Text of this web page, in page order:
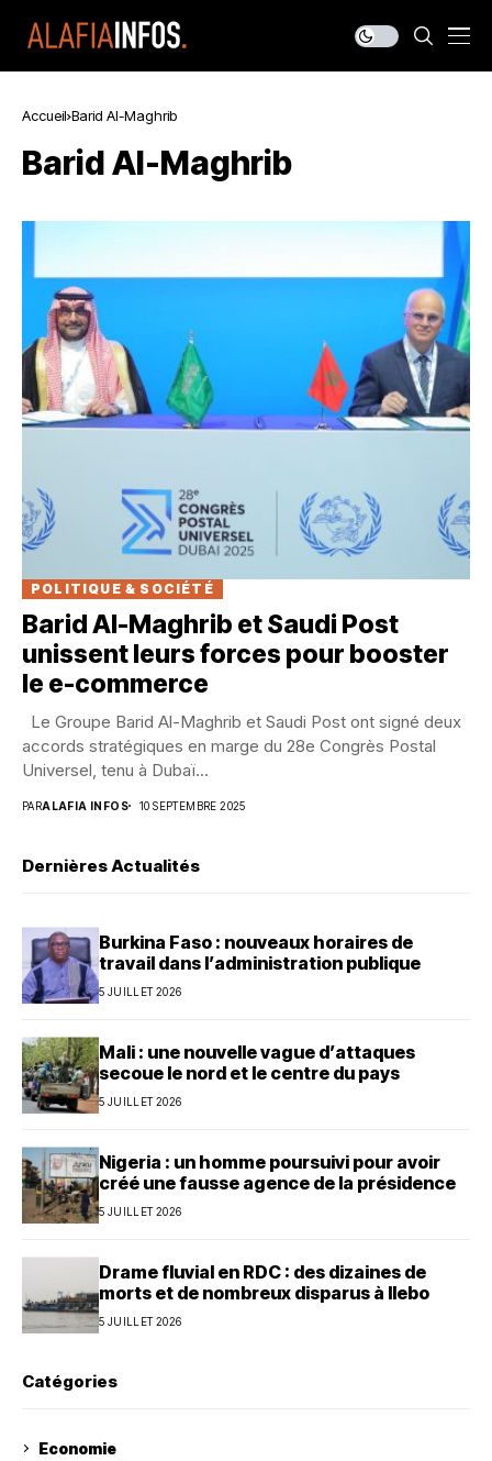
Accueil Barid Al-Maghrib
Barid Al-Maghrib
POLITIQUE & SOCIÉTÉ
Barid Al-Maghrib et Saudi Post
unissent leurs forces pour booster
le e-commerce
Le Groupe Barid Al-Maghrib et Saudi Post ont signé deux
accords stratégiques en marge du 28e Congrès Postal
Universel, tenu à Dubaï...
PARALAFIA INFOS 10 SEPTEMBRE 2025
Dernières Actualités
Burkina Faso : nouveaux horaires de
travail dans l’administration publique
5 JUILLET 2026
Mali : une nouvelle vague d’attaques
secoue le nord et le centre du pays
5 JUILLET 2026
Nigeria : un homme poursuivi pour avoir
créé une fausse agence de la présidence
5 JUILLET 2026
Drame fluvial en RDC : des dizaines de
morts et de nombreux disparus à Ilebo
5 JUILLET 2026
Catégories
Economie